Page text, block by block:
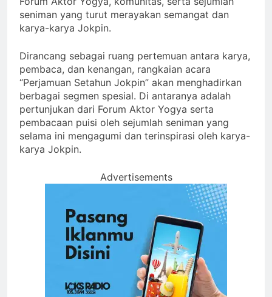
seniman yang turut merayakan semangat dan
karya-karya Jokpin.
Dirancang sebagai ruang pertemuan antara karya,
pembaca, dan kenangan, rangkaian acara
“Perjamuan Setahun Jokpin” akan menghadirkan
berbagai segmen spesial. Di antaranya adalah
pertunjukan dari Forum Aktor Yogya serta
pembacaan puisi oleh sejumlah seniman yang
selama ini mengagumi dan terinspirasi oleh karya-
karya Jokpin.
Advertisements